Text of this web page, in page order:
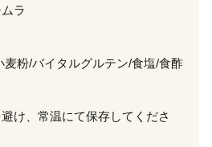
ラ
麦粉/バイタルグルテン/食塩/食酢
け、常温にて保存してくださ